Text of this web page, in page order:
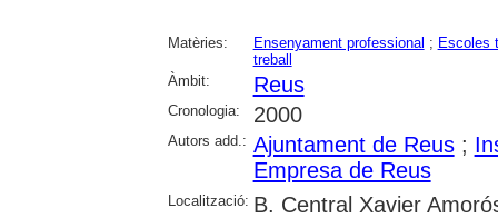
Matèries: Ensenyament professional ; Escoles
treball
Àmbit:
Reus
Cronologia: 2000
Autors add.: Ajuntament de Reus;
Empresa de Reus
Localització: B. Central Xavier